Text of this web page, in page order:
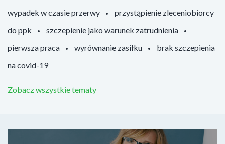
wypadek w czasie przerwy
przystąpienie zleceniobiorcy
do ppk
szczepienie jako warunek zatrudnienia
pierwsza praca
wyrównanie zasiłku
brak szczepienia
na covid-19
Zobacz wszystkie tematy